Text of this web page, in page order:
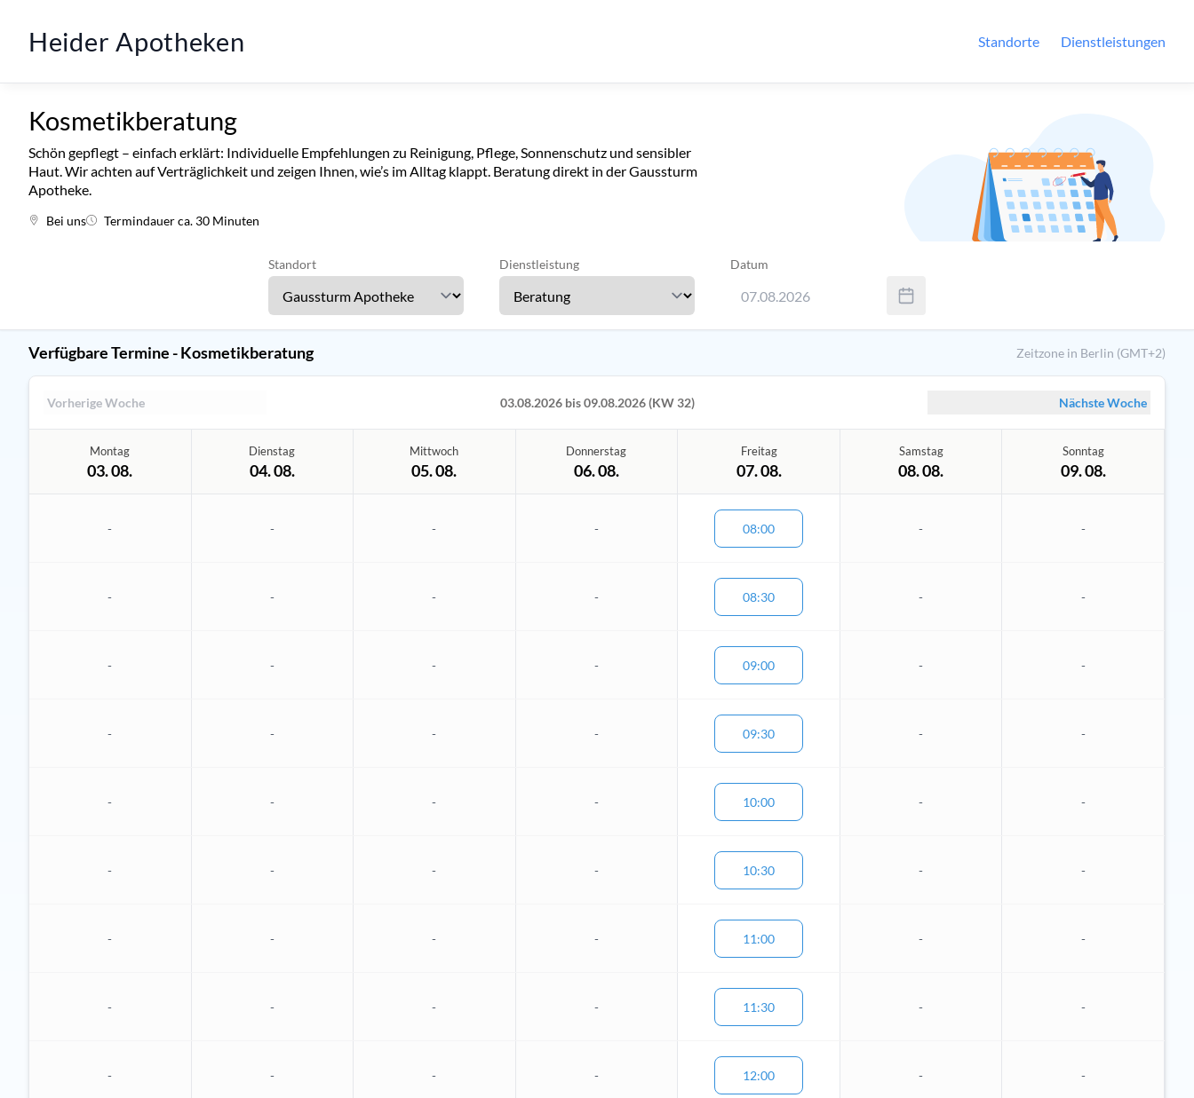
Heider Apotheken Standorte Dienstleistungen
Kosmetikberatung
Schön gepflegt – einfach erklärt: Individuelle Empfehlungen zu Reinigung, Pflege, Sonnenschutz und sensibler
Haut. Wir achten auf Verträglichkeit und zeigen Ihnen, wie’s im Alltag klappt. Beratung direkt in der Gaussturm
Apotheke.
Bei uns Termindauer ca. 30 Minuten
Standort Dienstleistung Datum
07.08.2026
Verfügbare Termine - Kosmetikberatung Zeitzone in Berlin (GMT+2)
Vorherige Woche 03.08.2026 bis 09.08.2026 (KW 32) Nächste Woche
Montag
03. 08.
Dienstag
04. 08.
Mittwoch
05. 08.
Donnerstag
06. 08.
Freitag
07. 08.
Samstag
08. 08.
Sonntag
09. 08.
- - - - 08:00 - -
- - - - 08:30 - -
- - - - 09:00 - -
- - - - 09:30 - -
- - - - 10:00 - -
- - - - 10:30 - -
- - - - 11:00 - -
- - - - 11:30 - -
- - - - 12:00 - -